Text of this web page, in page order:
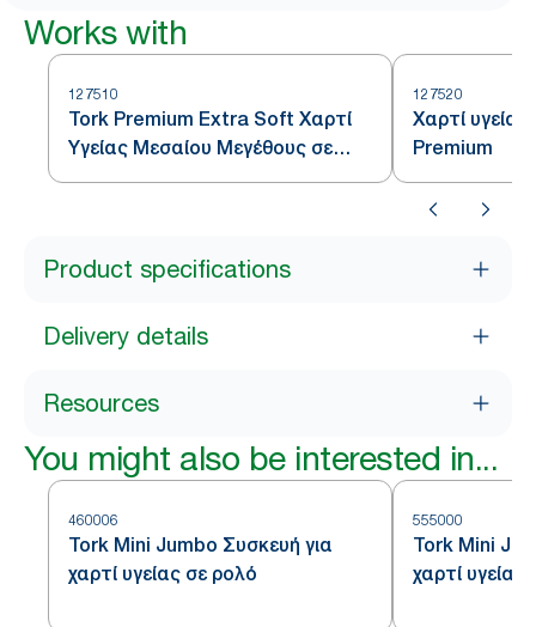
Works with
127510
Tork Premium Extra Soft Χαρτί
Υγείας Μεσαίου Μεγέθους σε
Ρολό - Τρίφυλλο
127520
Χαρτί
Premium
Product specifications
Delivery details
Resources
You might also be interested in...
460006
Tork Mini Jumbo Συσκευή για
χαρτί υγείας σε ρολό
555000
Tork Mini
χαρτί υγείας